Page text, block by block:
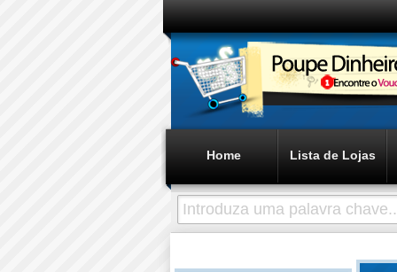
Home Lista de Lojas